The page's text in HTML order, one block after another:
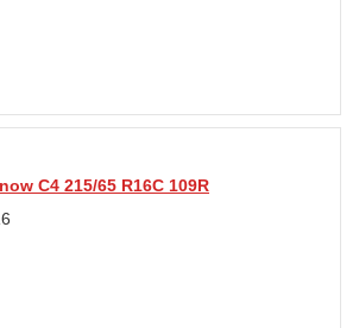
C4 215/65 R16C 109R